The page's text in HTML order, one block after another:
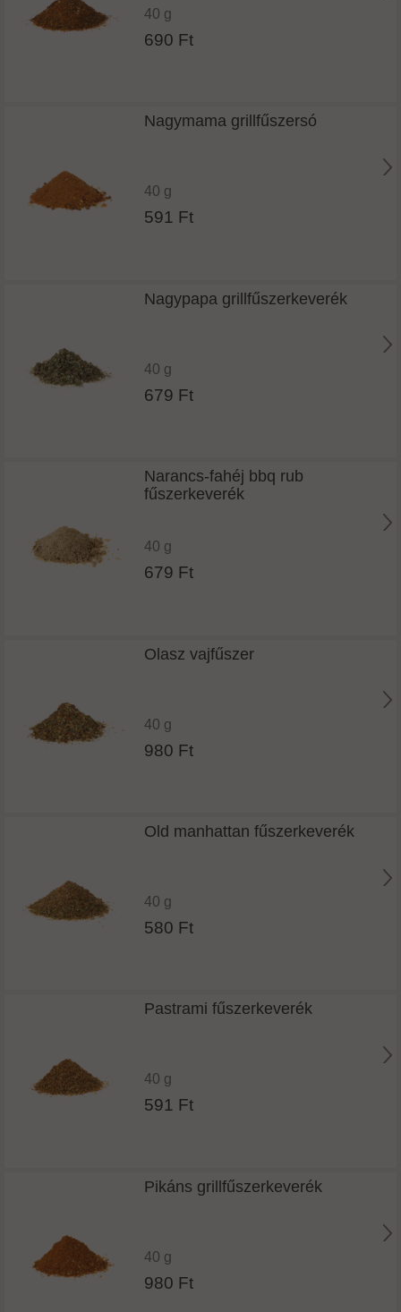
40 g
690 Ft
Nagymama grillfűszersó
40 g
591 Ft
Nagypapa grillfűszerkeverék
40 g
679 Ft
Narancs-fahéj bbq rub
fűszerkeverék
40 g
679 Ft
Olasz vajfűszer
40 g
980 Ft
Old manhattan fűszerkeverék
40 g
580 Ft
Pastrami fűszerkeverék
40 g
591 Ft
Pikáns grillfűszerkeverék
40 g
980 Ft